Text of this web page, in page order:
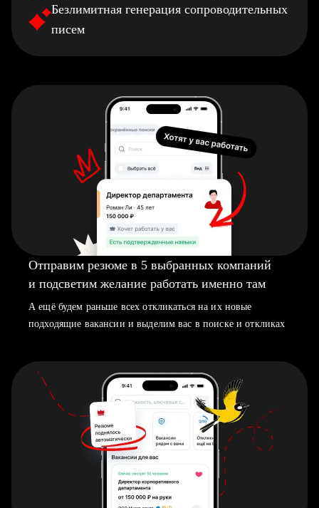
Безлимитная генерация сопроводительных
писем
Отправим резюме в 5 выбранных компаний
и подсветим желание работать именно там
А ещё будем раньше всех откликаться на их новые
подходящие вакансии и выделим вас в поиске и откликах